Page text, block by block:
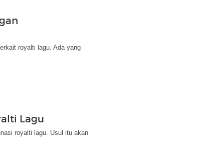
royalti lagu. Ada yang
Lagu
royalti lagu. Usul itu akan